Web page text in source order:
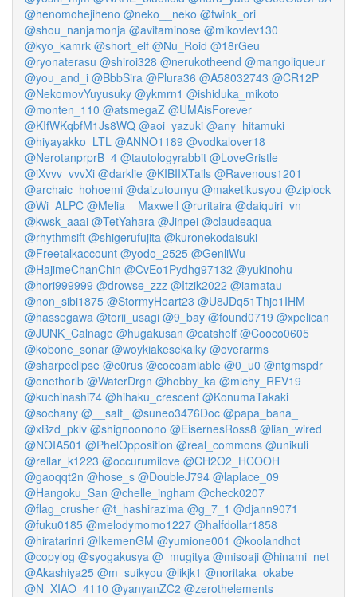
@henomohejiheno @neko__neko @twink_ori
@shou_nanjamonja @avitaminose @mikovlev130
@kyo_kamrk @short_elf @Nu_Roid @18rGeu
@ryonaterasu @shiroi328 @nerukotheend @mangoliqueur
@you_and_i @BbbSira @Plura36 @A58032743 @CR12P
@NekomovYuyusuky @ykmrn1 @ishiduka_mikoto
@monten_110 @atsmegaZ @UMAisForever
@KIfWKqbfM1Js8WQ @aoi_yazuki @any_hitamuki
@hiyayakko_LTL @ANNO1189 @vodkalover18
@NerotanprprB_4 @tautologyrabbit @LoveGristle
@iXvvv_vvvXi @darklie @KIBIIXTails @Ravenous1201
@archaic_hohoemi @daizutounyu @maketikusyou @ziplock
@Wi_ALPC @Melia__Maxwell @ruritaira @daiquiri_vn
@kwsk_aaai @TetYahara @Jinpei @claudeaqua
@rhythmsift @shigerufujita @kuronekodaisuki
@Freetalkaccount @yodo_2525 @GenliWu
@HajimeChanChin @CvEo1Pydhg97132 @yukinohu
@hori999999 @drowse_zzz @Itzik2022 @iamatau
@non_sibi1875 @StormyHeart23 @U8JDq51Thjo1IHM
@hassegawa @torii_usagi @9_bay @found0719 @xpelican
@JUNK_Calnage @hugakusan @catshelf @Cooco0605
@kobone_sonar @woykiakesekaiky @overarms
@sharpeclipse @e0rus @cocoamiable @0_u0 @ntgmspdr
@onethorlb @WaterDrgn @hobby_ka @michy_REV19
@kuchinashi74 @hihaku_crescent @KonumaTakaki
@sochany @__salt_ @suneo3476Doc @papa_bana_
@xBzd_pklv @shignoonono @EisernesRoss8 @lian_wired
@NOIA501 @PhelOpposition @real_commons @unikuli
@rellar_k1223 @occurumilove @CH2O2_HCOOH
@gaoqqt2n @hose_s @DoubleJ794 @laplace_09
@Hangoku_San @chelle_ingham @check0207
@flag_crusher @t_hashirazima @g_7_1 @djann9071
@fuku0185 @melodymomo1227 @halfdollar1858
@hiratarinri @IkemenGM @yumione001 @koolandhot
@copylog @syogakusya @_mugitya @misoaji @hinami_net
@Akashiya25 @m_suikyou @likjk1 @noritaka_okabe
@N_XIAO_4110 @yanyanZC2 @zerothelements